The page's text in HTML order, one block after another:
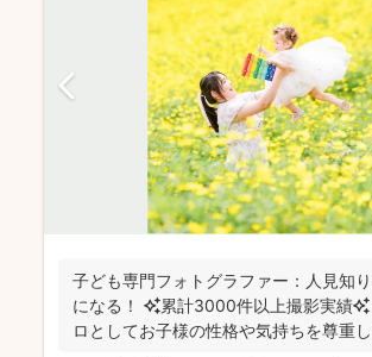
子ども専門フォトグラファー：人見知
になる！ ✨累計3000件以上撮影実績
ロとしてお子様の性格や気持ちを尊重